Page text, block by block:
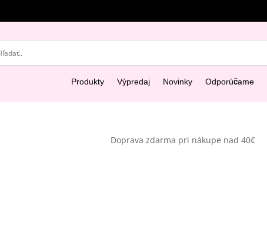
Produkty Výpredaj Novinky Odporúčame
Doprava zdarma pri nákupe nad 40€